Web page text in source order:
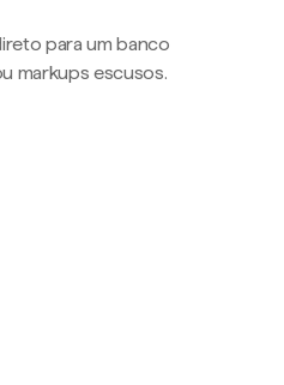
para um banco
markups escusos.